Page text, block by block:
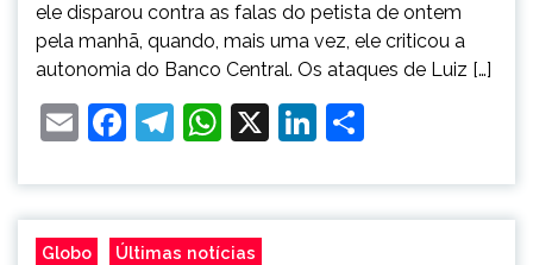
ele disparou contra as falas do petista de ontem
pela manhã, quando, mais uma vez, ele criticou a
autonomia do Banco Central. Os ataques de Luiz […]
EmailFacebook
Telegram
WhatsApp
X LinkedIn
Globo Últimas notícias